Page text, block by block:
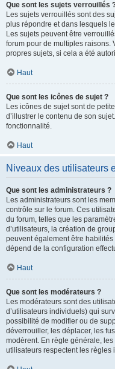
Que sont les sujets verrouillés
Les sujets verrouillés sont des
plus répondre et dans lesquels
Les sujets peuvent être
forum pour de multiples raisons.
propres sujets, si cela a été
Haut
Que sont les icônes de sujet ?
Les icônes de sujet sont de
d’illustrer le contenu de son
fonctionnalité.
Haut
Niveaux des utilisateurs
Que sont les administrateurs ?
Les administrateurs sont les
contrôle sur le forum. Ces
du forum, telles que les
d’utilisateurs, la création de
peuvent également être habilités
dépend de la configuration
Haut
Que sont les modérateurs ?
Les modérateurs sont des
d’utilisateurs individuels) qui
possibilité de modifier ou de
déverrouiller, les déplacer, les
modèrent. En règle générale,
utilisateurs respectent les règles